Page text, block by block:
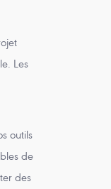
Les
outils
de
des